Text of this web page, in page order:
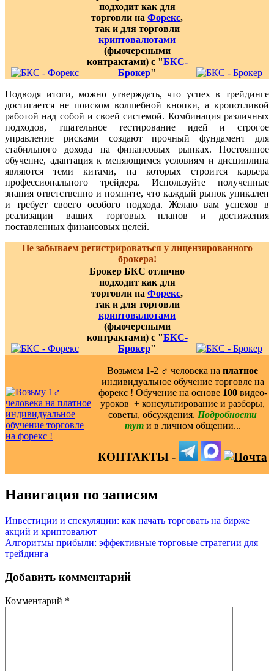
подходит как для
торговли на Форекс,
так и для торговли
криптовалютами
(фьючерсными
контрактами) с "БКС-
Брокер"
Подводя итоги, можно утверждать, что успех в трейдинге
достигается не поиском волшебной кнопки, а кропотливой
работой над собой и своей системой. Комбинация различных
подходов, тщательное тестирование идей и строгое
управление рисками создают прочный фундамент для
стабильного дохода на финансовых рынках. Постоянное
обучение, адаптация к меняющимся условиям и дисциплина
являются теми китами, на которых строится карьера
профессионального трейдера. Используйте полученные
знания ответственно и помните, что каждый рынок уникален
и требует своего особого подхода. Желаю вам успехов в
реализации ваших торговых планов и достижения
поставленных финансовых целей.
Не забываем регистрироваться у лицензированного
брокера!
Брокер БКС отлично
подходит как для
торговли на Форекс,
так и для торговли
криптовалютами
(фьючерсными
контрактами) с "БКС-
Брокер"
Возьмем 1-2 ‍♂️ человека на платное
индивидуальное обучение торговле на
форекс ! Обучение на основе 100видео-
уроков ️ + консультирование и разборы,
советы, обсуждения. Подробности
тут и в личном общении...
КОНТАКТЫ -
Навигация по записям
Инвестиции и спекуляции: как начать торговать на бирже
акций и криптовалют
Алгоритмы прибыли: эффективные торговые стратегии для
трейдинга
Добавить комментарий
Комментарий *